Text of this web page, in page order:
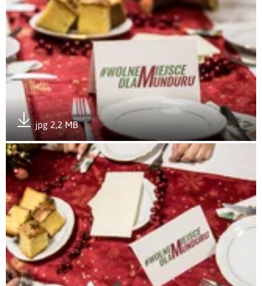
jpg 2,2 MB
Pobierz załącznik
Otwórz załącznik Wigilijny stół #WolneMiejsceDlaMunduru